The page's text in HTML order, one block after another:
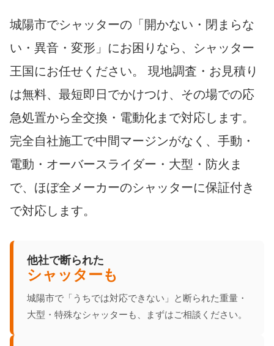
城陽市でシャッターの「開かない・閉まらな
い・異音・変形」にお困りなら、シャッター
王国にお任せください。 現地調査・お見積り
は無料、最短即日でかけつけ、その場での応
急処置から全交換・電動化まで対応します。
完全自社施工で中間マージンがなく、手動・
電動・オーバースライダー・大型・防火ま
で、ほぼ全メーカーのシャッターに保証付き
で対応します。
他社で断られた
シャッターも
城陽市で「うちでは対応できない」と断られた重量・
大型・特殊なシャッターも、まずはご相談ください。